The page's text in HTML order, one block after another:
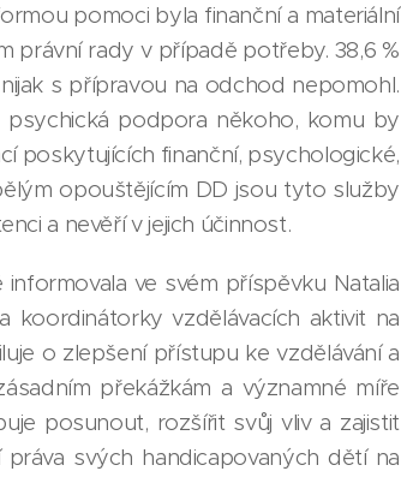
pomoci byla finanční a materiální
právní rady v případě potřeby. 38,6 %
s přípravou na odchod nepomohl.
podpora někoho, komu by
poskytujících finanční, psychologické,
opouštějícím DD jsou tyto služby
a nevěří v jejich účinnost.
ve svém příspěvku Natalia
koordinátorky vzdělávacích aktivit na
o zlepšení přístupu ke vzdělávání a
překážkám a významné míře
posunout, rozšířit svůj vliv a zajistit
svých handicapovaných dětí na